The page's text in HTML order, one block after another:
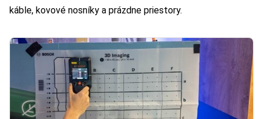
káble, kovové nosníky a prázdne priestory.